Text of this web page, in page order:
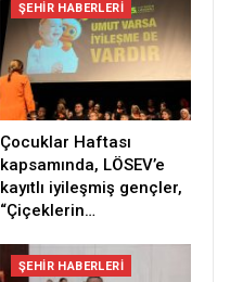
ŞEHIR HABERLERI
Çocuklar Haftası
kapsamında, LÖSEV’e
kayıtlı iyileşmiş gençler,
“Çiçeklerin…
ŞEHIR HABERLERI